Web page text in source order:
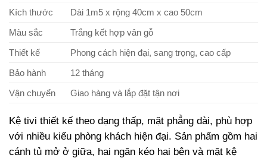
Kích thước
Dài 1m5 x rộng 40cm x cao 50cm
Màu sắc
Trắng kết hợp vân gỗ
Thiết kế
Phong cách hiện đại, sang trọng, cao cấp
Bảo hành
12 tháng
Vận chuyển
Giao hàng và lắp đặt tận nơi
Kệ tivi thiết kế theo dạng thấp, mặt phẳng dài, phù hợp
với nhiều kiểu phòng khách hiện đại. Sản phẩm gồm hai
cánh tủ mở ở giữa, hai ngăn kéo hai bên và mặt kệ